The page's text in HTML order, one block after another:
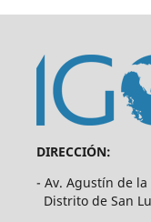
DIRECCIÓN:
- Av. Agustín de la
Distrito de San